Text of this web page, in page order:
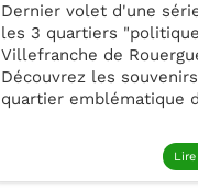
Dernier volet d'une
les 3 quartiers
Villefranche de
Découvrez les
quartier emblématique